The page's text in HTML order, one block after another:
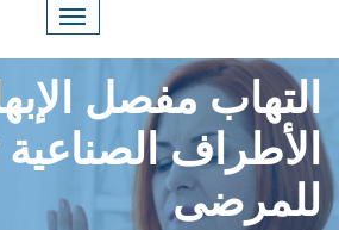
التهاب مفصل
الأطراف الصناعية
للمرضى